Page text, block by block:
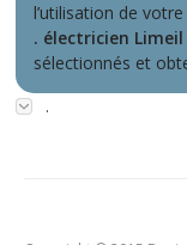
l’utilisation de
. électricien Limeil
sélectionnés et
.